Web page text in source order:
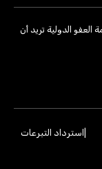
الدولية تريد أن
استرداد التبرعات